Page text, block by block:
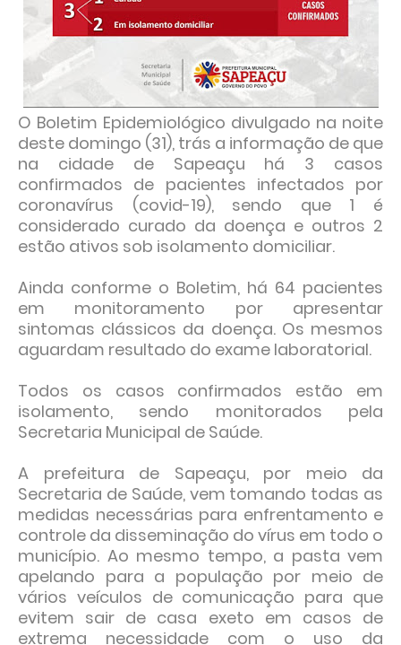
O Boletim Epidemiológico divulgado na noite
deste domingo (31), trás a informação de que
na cidade de Sapeaçu há 3 casos
confirmados de pacientes infectados por
coronavírus (covid-19), sendo que 1 é
considerado curado da doença e outros 2
estão ativos sob isolamento domiciliar.
Ainda conforme o Boletim, há 64 pacientes
em monitoramento por apresentar
sintomas clássicos da doença. Os mesmos
aguardam resultado do exame laboratorial.
Todos os casos confirmados estão em
isolamento, sendo monitorados pela
Secretaria Municipal de Saúde.
A prefeitura de Sapeaçu, por meio da
Secretaria de Saúde, vem tomando todas as
medidas necessárias para enfrentamento e
controle da disseminação do vírus em todo o
município. Ao mesmo tempo, a pasta vem
apelando para a população por meio de
vários veículos de comunicação para que
evitem sair de casa exeto em casos de
extrema necessidade com o uso da